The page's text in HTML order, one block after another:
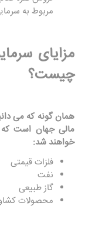
مربوط به
مزایای
چیست؟
همان گونه که می
مالی جهان است که
خواهند شد:
فلزات قیمتی
نفت
گاز طبیعی
محصولات